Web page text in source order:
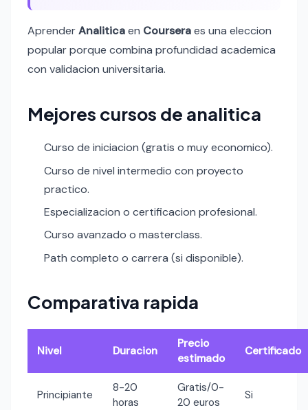
AprenderAnaliticaen Courseraes una eleccion
popular porque combina profundidad academica
con validacion universitaria.
Mejores cursos de analitica
Curso de iniciacion (gratis o muy economico).
Curso de nivel intermedio con proyecto
practico.
Especializacion o certificacion profesional.
Curso avanzado o masterclass.
Path completo o carrera (si disponible).
Comparativa rapida
Nivel Duracion
Precio
estimado
Certificado
Principiante
8-20
horas
Gratis/0-
20 euros
Si